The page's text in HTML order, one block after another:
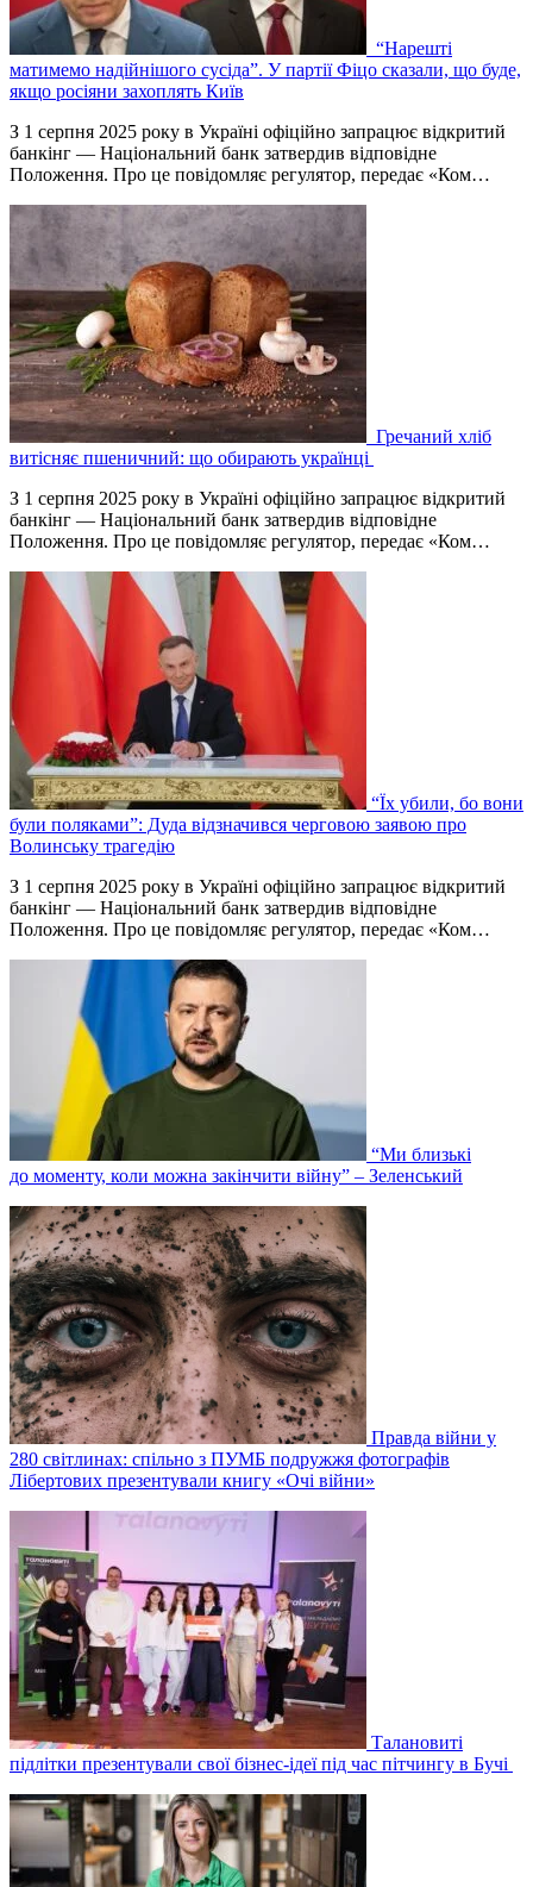
“Нарешті
матимемо надійнішого сусіда”. У партії Фіцо сказали, що буде,
якщо росіяни захоплять Київ
З 1 серпня 2025 року в Україні офіційно запрацює відкритий
банкінг — Національний банк затвердив відповідне
Положення. Про це повідомляє регулятор, передає «Ком…
Гречаний хліб
витісняє пшеничний: що обирають українці
З 1 серпня 2025 року в Україні офіційно запрацює відкритий
банкінг — Національний банк затвердив відповідне
Положення. Про це повідомляє регулятор, передає «Ком…
“Їх убили, бо вони
були поляками”: Дуда відзначився черговою заявою про
Волинську трагедію
З 1 серпня 2025 року в Україні офіційно запрацює відкритий
банкінг — Національний банк затвердив відповідне
Положення. Про це повідомляє регулятор, передає «Ком…
“Ми близькі
до моменту, коли можна закінчити війну” – Зеленський
Правда війни у
280 світлинах: спільно з ПУМБ подружжя фотографів
Лібертових презентували книгу «Очі війни»
Талановиті
підлітки презентували свої бізнес-ідеї під час пітчингу в Бучі